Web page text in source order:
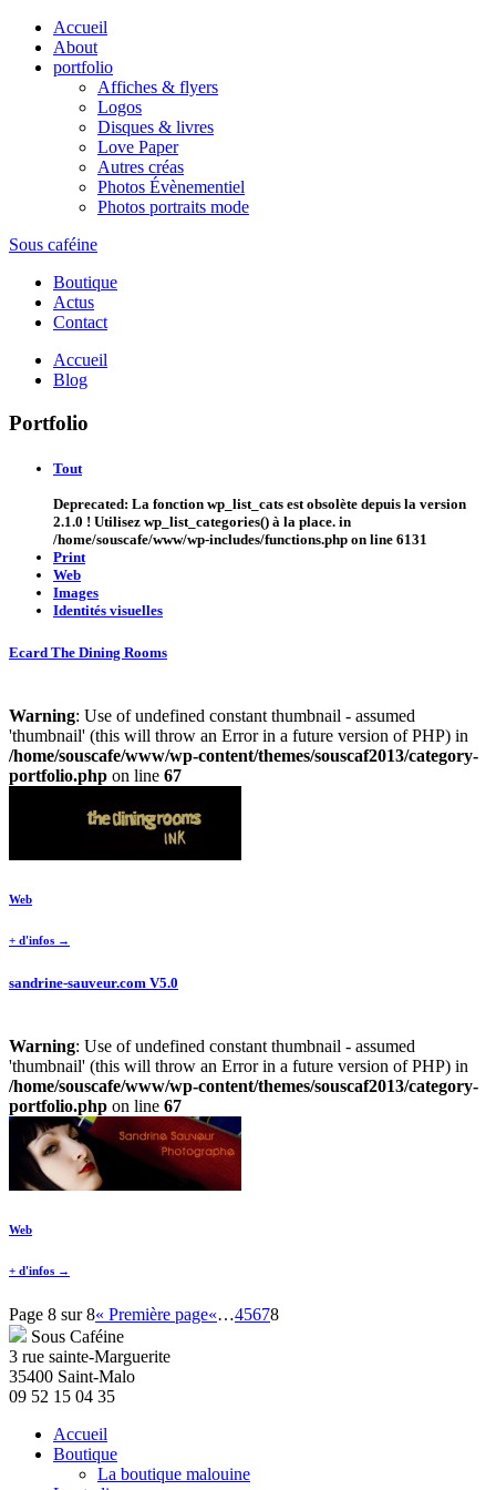
Accueil
About
portfolio
Affiches & flyers
Logos
Disques & livres
Love Paper
Autres créas
Photos Évènementiel
Photos portraits mode
Sous caféine
Boutique
Actus
Contact
Accueil
Blog
Portfolio
Tout
Deprecated: La fonction wp_list_cats est obsolète depuis la version
2.1.0 ! Utilisez wp_list_categories() à la place. in
/home/souscafe/www/wp-includes/functions.php on line 6131
Print
Web
Images
Identités visuelles
Ecard The Dining Rooms
Warning: Use of undefined constant thumbnail - assumed
'thumbnail' (this will throw an Error in a future version of PHP) in
/home/souscafe/www/wp-content/themes/souscaf2013/category-
portfolio.php on line 67
Web
+ d'infos →
sandrine-sauveur.com V5.0
Warning: Use of undefined constant thumbnail - assumed
'thumbnail' (this will throw an Error in a future version of PHP) in
/home/souscafe/www/wp-content/themes/souscaf2013/category-
portfolio.php on line 67
Web
+ d'infos →
Page 8 sur 8« Première page«…45678
Sous Caféine
3 rue sainte-Marguerite
35400 Saint-Malo
09 52 15 04 35
Accueil
Boutique
La boutique malouine